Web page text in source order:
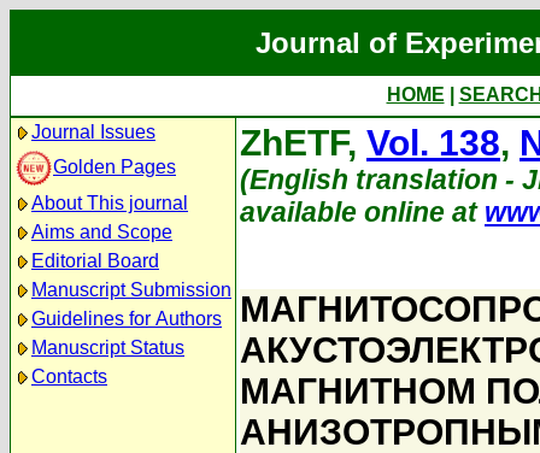
Journal of
HOME
Journal Issues
Golden Pages
About This journal
Aims and Scope
Editorial Board
Manuscript Submission
Guidelines for Authors
Manuscript Status
Contacts
ZhETF, Vol. 138,
(English translation -
available online at
МАГНИТНОМ